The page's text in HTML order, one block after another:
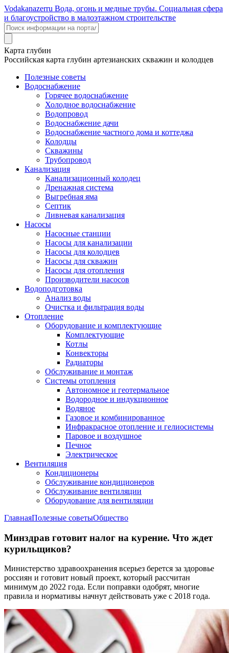
Vodakanazerru Вода, огонь и медные трубы. Социальная сфера
и благоустройство в малоэтажном строительстве
Карта глубин
Российская карта глубин артезианских скважин и колодцев
Полезные советы
Водоснабжение
Горячее водоснабжение
Холодное водоснабжение
Водопровод
Водоснабжение дачи
Водоснабжение частного дома и коттеджа
Колодцы
Скважины
Трубопровод
Канализация
Канализационный колодец
Дренажная система
Выгребная яма
Септик
Ливневая канализация
Насосы
Насосные станции
Насосы для канализации
Насосы для колодцев
Насосы для скважин
Насосы для отопления
Производители насосов
Водоподготовка
Анализ воды
Очистка и фильтрация воды
Отопление
Оборудование и комплектующие
Комплектующие
Котлы
Конвекторы
Радиаторы
Обслуживание и монтаж
Системы отопления
Автономное и геотермальное
Водородное и индукционное
Водяное
Газовое и комбинированное
Инфракрасное отопление и гелиосистемы
Паровое и воздушное
Печное
Электрическое
Вентиляция
Кондиционеры
Обслуживание кондиционеров
Обслуживание вентиляции
Оборудование для вентиляции
ГлавнаяПолезные советыОбщество
Минздрав готовит налог на курение. Что ждет
курильщиков?
Министерство здравоохранения всерьез берется за здоровье
россиян и готовит новый проект, который рассчитан
минимум до 2022 года. Если поправки одобрят, многие
правила и нормативы начнут действовать уже с 2018 года.